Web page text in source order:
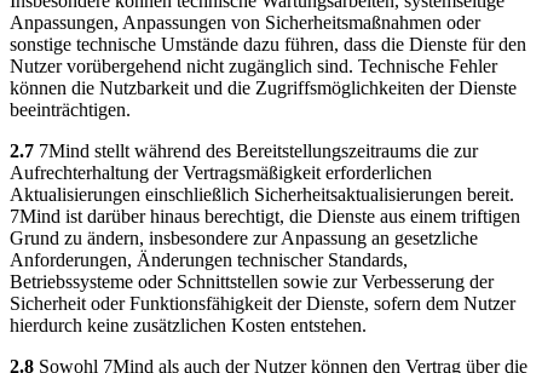
Anpassungen, Anpassungen von Sicherheitsmaßnahmen oder
sonstige technische Umstände dazu führen, dass die Dienste für den
Nutzer vorübergehend nicht zugänglich sind. Technische Fehler
können die Nutzbarkeit und die Zugriffsmöglichkeiten der Dienste
beeinträchtigen.
2.7 7Mind stellt während des Bereitstellungszeitraums die zur
Aufrechterhaltung der Vertragsmäßigkeit erforderlichen
Aktualisierungen einschließlich Sicherheitsaktualisierungen bereit.
7Mind ist darüber hinaus berechtigt, die Dienste aus einem triftigen
Grund zu ändern, insbesondere zur Anpassung an gesetzliche
Anforderungen, Änderungen technischer Standards,
Betriebssysteme oder Schnittstellen sowie zur Verbesserung der
Sicherheit oder Funktionsfähigkeit der Dienste, sofern dem Nutzer
hierdurch keine zusätzlichen Kosten entstehen.
2.8 Sowohl 7Mind als auch der Nutzer können den Vertrag über die